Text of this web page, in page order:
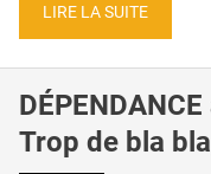
LIRE LA SUITE
Trop de bla